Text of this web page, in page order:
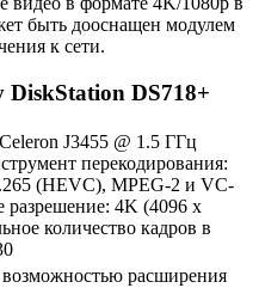
быть дооснащен модулем
к сети.
DiskStation DS718+
J3455 @ 1.5 ГГц
перекодирования:
(HEVC), MPEG-2 и VC-
разрешение: 4K (4096 x
количество кадров в
расширения